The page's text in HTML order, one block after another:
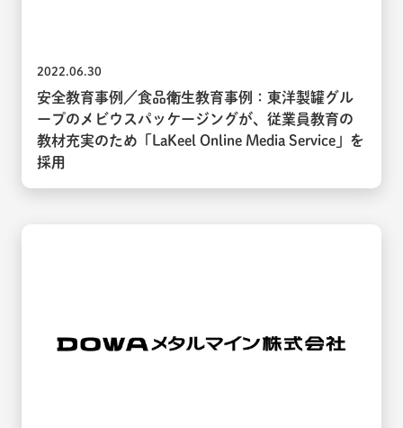
2022.06.30
安全教育事例／食品衛生教育事例：東洋製罐グル
ープのメビウスパッケージングが、従業員教育の
教材充実のため「LaKeel Online Media Service」を
採用